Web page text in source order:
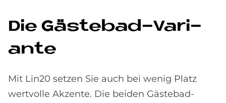
Die Gä­ste­bad-Va­ri­
an­te
Mit Lin20 setzen Sie auch bei wenig Platz
wertvolle Akzente. Die beiden Gästebad-